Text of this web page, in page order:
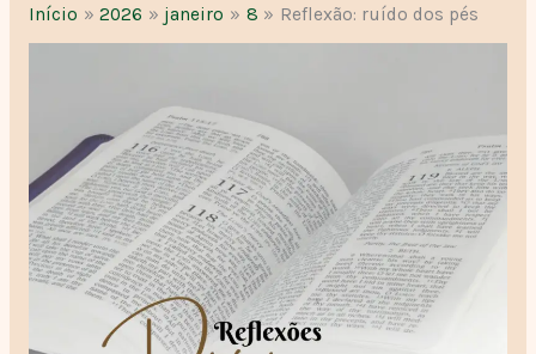
Início 2026 janeiro 8 Reflexão: ruído dos pés